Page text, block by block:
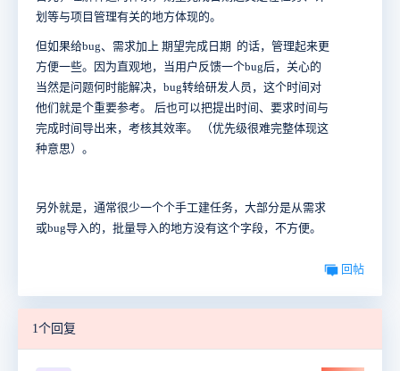
划等与项目管理有关的地方体现的。
但如果给bug、需求加上 期望完成日期 的话，管理起来更
方便一些。因为直观地，当用户反馈一个bug后，关心的
当然是问题何时能解决，bug转给研发人员，这个时间对
他们就是个重要参考。 后也可以把提出时间、要求时间与
完成时间导出来，考核其效率。 （优先级很难完整体现这
种意思）。
另外就是，通常很少一个个手工建任务，大部分是从需求
或bug导入的，批量导入的地方没有这个字段，不方便。
回帖
1个回复